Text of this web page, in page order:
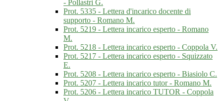
- Pollastri G.
Prot. 5335 - Lettera d'incarico docente di
supporto - Romano M.
Prot. 5219 - Lettera incarico esperto - Romano
M.
Prot. 5218 - Lettera incarico esperto - Coppola V.
Prot. 5217 - Lettera incarico esperto - Squizzato
E.
Prot. 5208 - Lettera incarico esperto - Biasiolo C.
Prot. 5207 - Lettera incarico tutor - Romano M.
Prot. 5206 - Lettera incarico TUTOR - Coppola